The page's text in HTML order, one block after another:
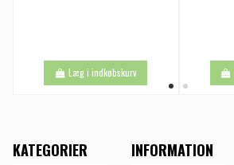
Læg i indkøbskurv
KATEGORIER INFORMATION